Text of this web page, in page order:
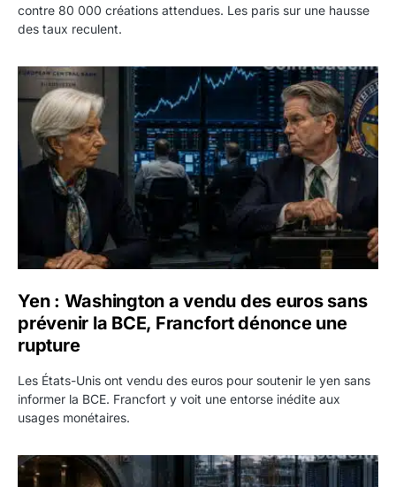
contre 80 000 créations attendues. Les paris sur une hausse
des taux reculent.
Yen : Washington a vendu des euros sans prévenir la
Yen : Washington a vendu des euros sans
prévenir la BCE, Francfort dénonce une
rupture
Les États-Unis ont vendu des euros pour soutenir le yen sans
informer la BCE. Francfort y voit une entorse inédite aux
usages monétaires.
Jane Street négocie le transfert de 11 milliards de